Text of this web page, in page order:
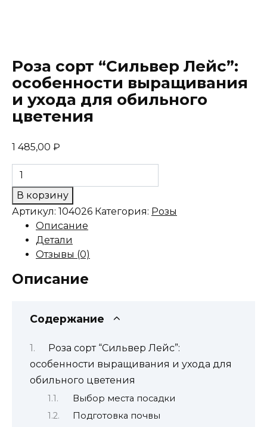
Роза сорт “Сильвер Лейс”:
особенности выращивания
и ухода для обильного
цветения
1 485,00 ₽
Количество
товара
Роза
сорт
"Сильвер
Лейс":
особенности
и
обильного
цветения
В корзину
Артикул: 104026 Категория: Розы
Описание
Детали
Отзывы (0)
Описание
Содержание
Роза сорт “Сильвер Лейс”:
особенности выращивания и ухода для
обильного цветения
Выбор места посадки
Подготовка почвы